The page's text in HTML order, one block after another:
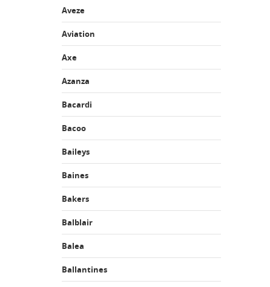
Aveze
Aviation
Axe
Azanza
Bacardi
Bacoo
Baileys
Baines
Bakers
Balblair
Balea
Ballantines